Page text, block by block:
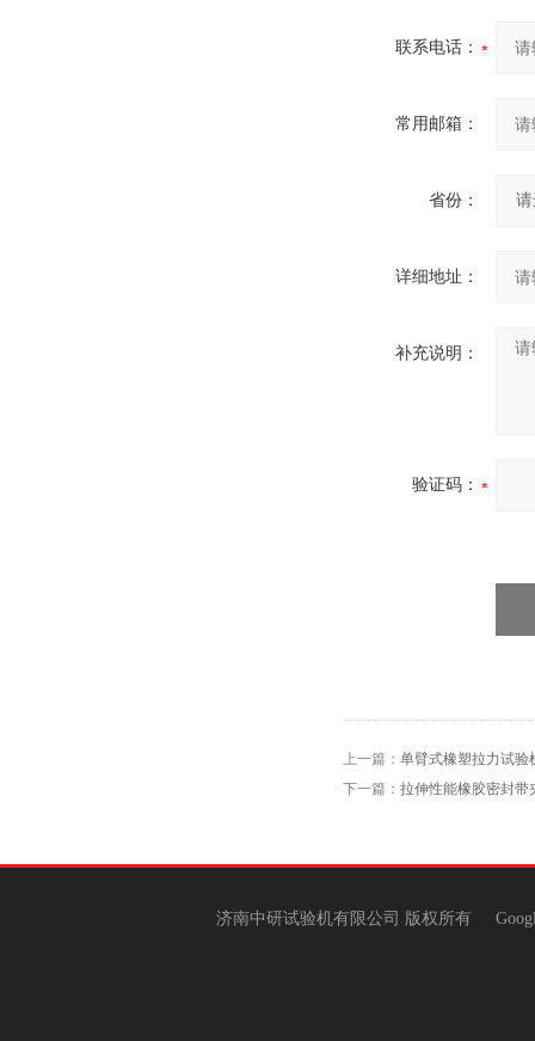
联系电话：
常用邮箱：
省份：
详细地址：
补充说明：
验证码：
上一篇： 单臂式橡塑拉力试验
下一篇： 拉伸性能橡胶密封带
济南中研试验机有限公司 版权所有